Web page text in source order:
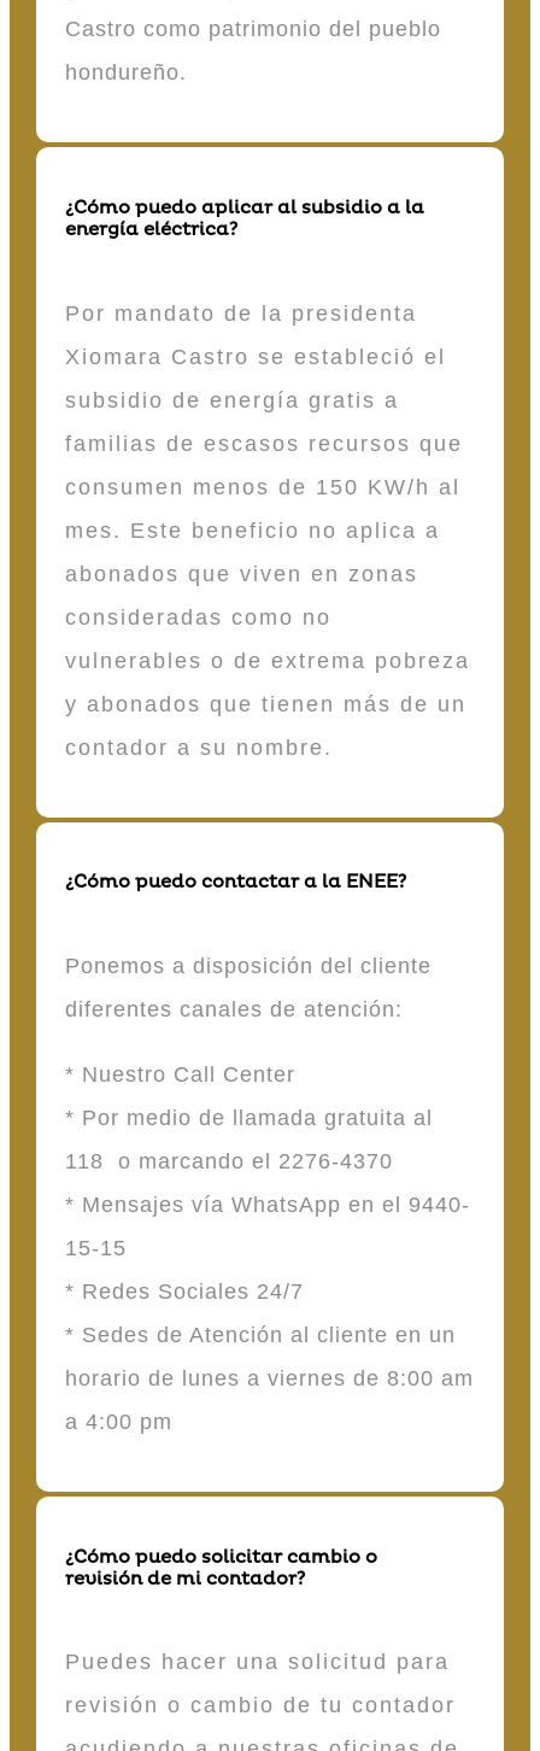
Castro como patrimonio del pueblo
hondureño.
¿Cómo puedo aplicar al subsidio a la
energía eléctrica?
Por mandato de la presidenta
Xiomara Castro se estableció el
subsidio de energía gratis a
familias de escasos recursos que
consumen menos de 150 KW/h al
mes. Este beneficio no aplica a
abonados que viven en zonas
consideradas como no
vulnerables o de extrema pobreza
y abonados que tienen más de un
contador a su nombre.
¿Cómo puedo contactar a la ENEE?
Ponemos a disposición del cliente
diferentes canales de atención:
* Nuestro Call Center
* Por medio de llamada gratuita al
118 o marcando el 2276-4370
* Mensajes vía WhatsApp en el 9440-
15-15
* Redes Sociales 24/7
* Sedes de Atención al cliente en un
horario de lunes a viernes de 8:00 am
a 4:00 pm
¿Cómo puedo solicitar cambio o
revisión de mi contador?
Puedes hacer una solicitud para
revisión o cambio de tu contador